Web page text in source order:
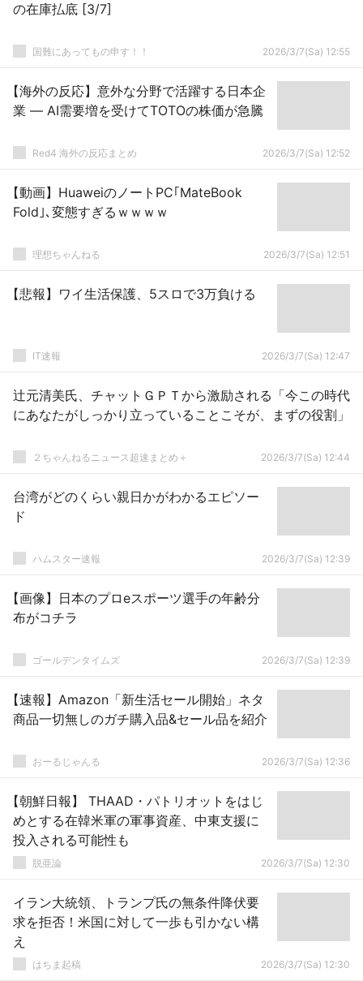
の在庫払底 [3/7]
国難にあってもの申す！！ 2026/3/7(Sa) 12:55
【海外の反応】意外な分野で活躍する日本企
業 — AI需要増を受けてTOTOの株価が急騰
Red4 海外の反応まとめ 2026/3/7(Sa) 12:52
【動画】HuaweiのノートPC｢MateBook
Fold｣､変態すぎるｗｗｗｗ
理想ちゃんねる 2026/3/7(Sa) 12:51
【悲報】ワイ生活保護、5スロで3万負ける
IT速報 2026/3/7(Sa) 12:47
辻元清美氏、チャットＧＰＴから激励される「今この時代
にあなたがしっかり立っていることこそが、まずの役割」
２ちゃんねるニュース超速まとめ＋ 2026/3/7(Sa) 12:44
台湾がどのくらい親日かがわかるエピソー
ド
ハムスター速報 2026/3/7(Sa) 12:39
【画像】日本のプロeスポーツ選手の年齢分
布がコチラ
ゴールデンタイムズ 2026/3/7(Sa) 12:39
【速報】Amazon「新生活セール開始」ネタ
商品一切無しのガチ購入品&セール品を紹介
おーるじゃんる 2026/3/7(Sa) 12:36
【朝鮮日報】 THAAD・パトリオットをはじ
めとする在韓米軍の軍事資産、中東支援に
投入される可能性も
脱亜論 2026/3/7(Sa) 12:30
イラン大統領、トランプ氏の無条件降伏要
求を拒否！米国に対して一歩も引かない構
え
はちま起稿 2026/3/7(Sa) 12:30